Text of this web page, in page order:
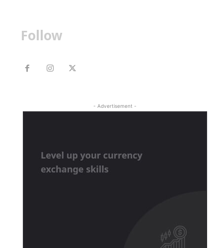
Follow
- Advertisement -